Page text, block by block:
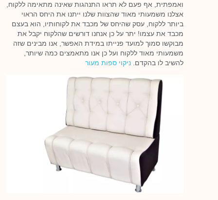
ואמפתית, אף פעם לא תראו התנהגות שאינה מתאימה ללקוח,
אצלנו משמעותי מאוד שהצוות שלנו ייתנו את היחס הראוי
ביותר ללקוח, עסק שהיחס של מכבד את לקוחותיו, הוא בעצם
מכבד את עצמו! יתר על כן אנחנו דורשים שהלקוח יקבל את
מבוקשו סמוך למועד פנייתו במידת האפשר, אנו מבינים שזה
משמעותי מאוד ללקוח ועל כן אנו מתאמצים כמה שיותר,
להשיב לו בהקדם. ניקוי ספות מעור